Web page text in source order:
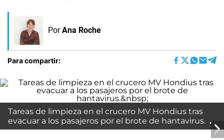
Por Ana Roche
Para compartir:
Tareas de limpieza en el crucero MV Hondius tras
evacuar a los pasajeros por el brote de hantavirus.